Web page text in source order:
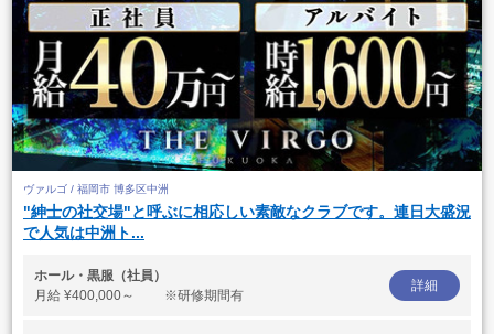
ヴァルゴ / 福岡市 博多区中洲
"紳士の社交場"と呼ぶに相応しい素敵なクラブです。連日大盛況
で人気は中洲ト...
ホール・黒服（社員）
月給 ¥400,000～ ※研修期間有
詳細